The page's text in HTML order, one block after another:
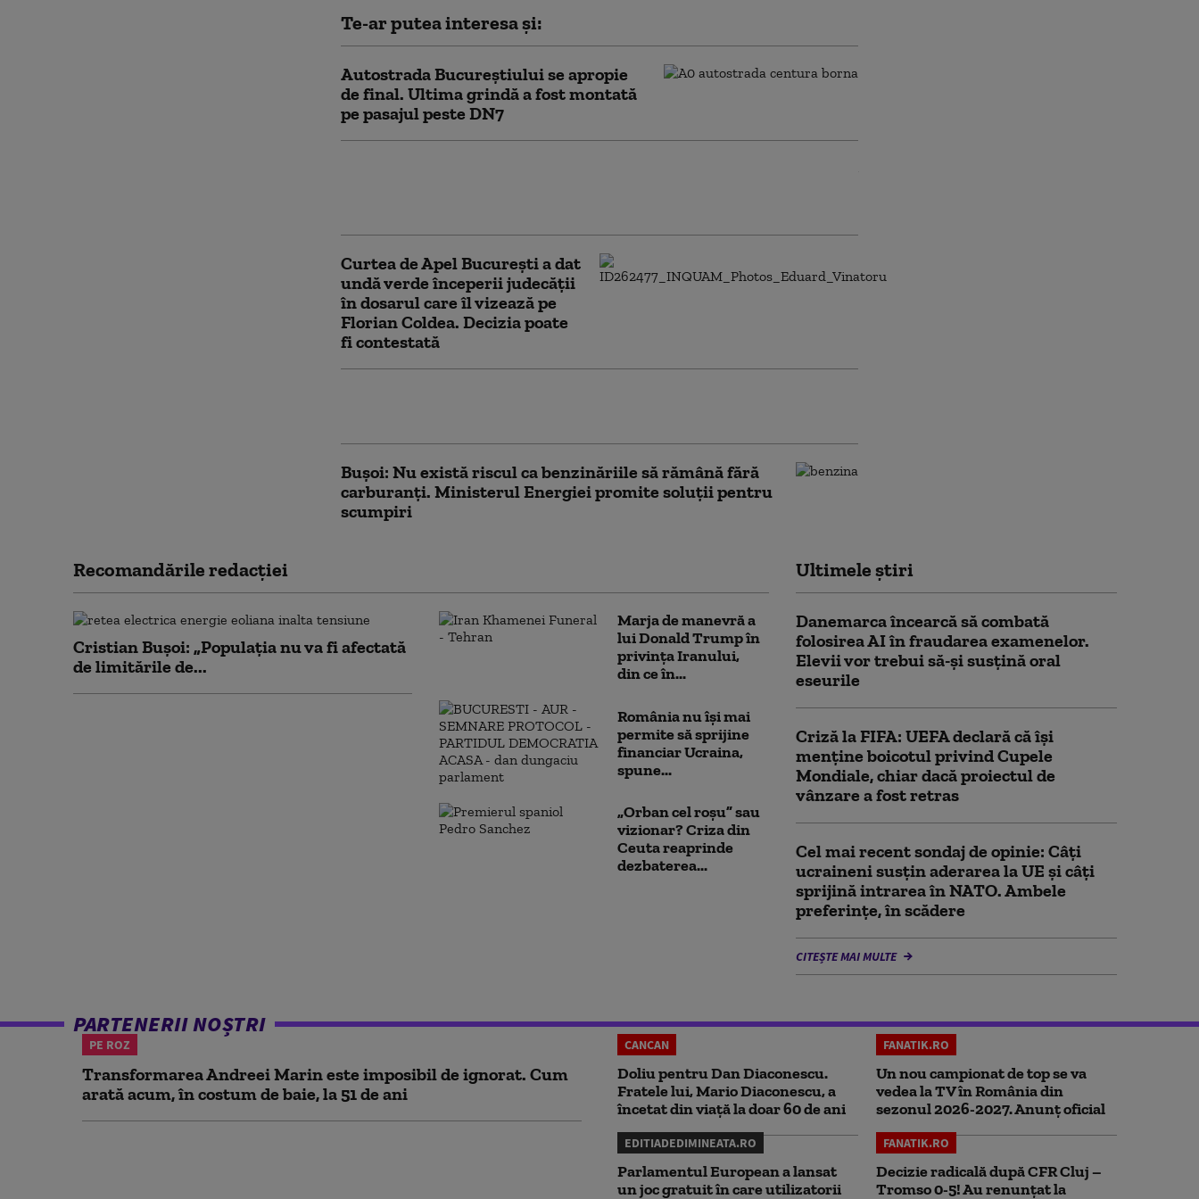
Te-ar putea interesa și:
Autostrada Bucureștiului se apropie
de final. Ultima grindă a fost montată
pe pasajul peste DN7
Curtea de Apel București a dat
undă verde începerii judecății
în dosarul care îl vizează pe
Florian Coldea. Decizia poate
fi contestată
Bușoi: Nu există riscul ca benzinăriile să rămână fără
carburanți. Ministerul Energiei promite soluții pentru
scumpiri
Recomandările redacţiei
Cristian Bușoi: „Populația nu va fi afectată
de limitările de...
Marja de manevră a
lui Donald Trump în
privința Iranului,
din ce în...
România nu își mai
permite să sprijine
financiar Ucraina,
spune...
„Orban cel roșu” sau
vizionar? Criza din
Ceuta reaprinde
dezbaterea...
Ultimele știri
Danemarca încearcă să combată
folosirea AI în fraudarea examenelor.
Elevii vor trebui să-şi susţină oral
eseurile
Criză la FIFA: UEFA declară că îşi
menţine boicotul privind Cupele
Mondiale, chiar dacă proiectul de
vânzare a fost retras
Cel mai recent sondaj de opinie: Câți
ucraineni susțin aderarea la UE și câți
sprijină intrarea în NATO. Ambele
preferințe, în scădere
CITEȘTE MAI MULTE
PARTENERII NOȘTRI
PE ROZ
Transformarea Andreei Marin este imposibil de ignorat. Cum
arată acum, în costum de baie, la 51 de ani
CANCAN
Doliu pentru Dan Diaconescu.
Fratele lui, Mario Diaconescu, a
încetat din viață la doar 60 de ani
FANATIK.RO
Un nou campionat de top se va
vedea la TV în România din
sezonul 2026-2027. Anunț oficial
EDITIADEDIMINEATA.RO
Parlamentul European a lansat
un joc gratuit în care utilizatorii
FANATIK.RO
Decizie radicală după CFR Cluj –
Tromso 0-5! Au renunțat la